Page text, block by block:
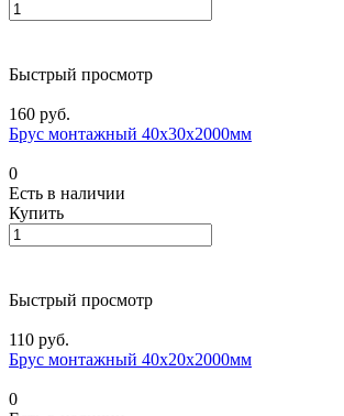
Быстрый просмотр
160 руб.
Брус монтажный 40х30х2000мм
0
Есть в наличии
Купить
Быстрый просмотр
110 руб.
Брус монтажный 40х20х2000мм
0